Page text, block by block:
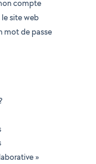
compte
le site web
mot de passe
»